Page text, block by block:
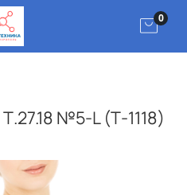
0
№5-L (Т-1118)